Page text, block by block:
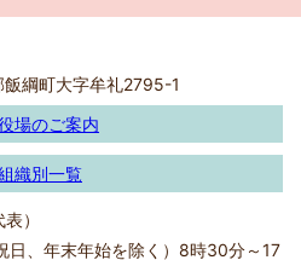
綱町大字牟礼2795-1
場のご案内
織別一覧
）
日、年末年始を除く）8時30分～17